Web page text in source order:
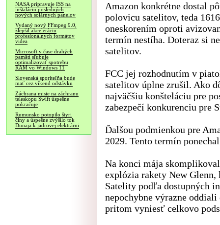
NASA pripravuje ISS na
inštaláciu posledných
nových solárnych panelov
Vydaný nový FFmpeg 9.0,
zlepšil akceleráciu
profesionálnych formátov
videa
Microsoft v čase drahých
pamätí sľubuje
optimalizovať spotrebu
RAM vo Windows 11
Slovenská sporiteľňa bude
mať cez víkend odstávku
Záchrana misie na záchranu
teleskopu Swift úspešne
pokračuje
Rumunsko potopilo štyri
člny a úspešne zvýšilo tok
Dunaja k jadrovej elektrárni
Amazon konkrétne dostal
polovicu satelitov, teda
oneskorením oproti
termín nestíha. Doteraz si
satelitov.
FCC jej rozhodnutím v
satelitov úplne zrušil. Ako
najväčšiu konšteláciu pre
zabezpečí konkurenciu pre
Ďalšou podmienkou pre
2029. Tento termín
Na konci mája
explózia rakety New
Satelity podľa dostupných
nepochybne výrazne
pritom vyniesť celkovo